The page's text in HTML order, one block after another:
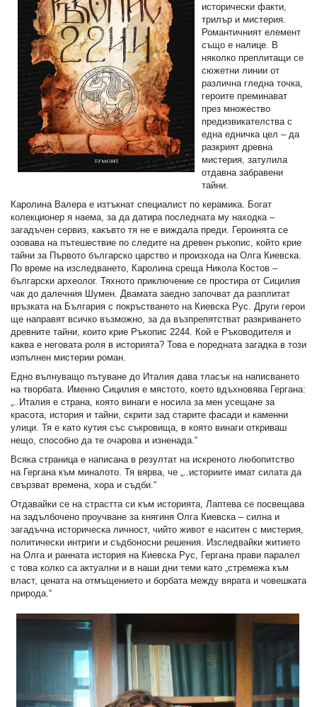
исторически факти,
трилър и мистерия.
Романтичният елемент
също е налице. В
няколко преплитащи се
сюжетни линии от
различна гледна точка,
героите преминават
през множество
предизвикателства с
една едничка цел – да
разкрият древна
мистерия, затулила
отдавна забравени
тайни.
Каролина Валера е изтъкнат специалист по керамика. Богат
колекционер я наема, за да датира последната му находка –
загадъчен сервиз, какъвто тя не е виждала преди. Героинята се
озовава на пътешествие по следите на древен ръкопис, който крие
тайни за Първото българско царство и произхода на Олга Киевска.
По време на изследването, Каролина среща Никола Костов –
български археолог. Тяхното приключение се простира от Сицилия
чак до далечния Шумен. Двамата заедно започват да разплитат
връзката на България с покръстването на Киевска Рус. Други герои
ще направят всичко възможно, за да възпрепятстват разкриването
древните тайни, които крие Ръкопис 2244. Кой е Ръководителя и
каква е неговата роля в историята? Това е поредната загадка в този
изпълнен мистерии роман.
Едно вълнуващо пътуване до Италия дава тласък на написването
на творбата. Именно Сицилия е мястото, което вдъхновява Гергана:
„..Италия е страна, която винаги е носила за мен усещане за
красота, история и тайни, скрити зад старите фасади и каменни
улици. Тя е като кутия със съкровища, в която винаги откриваш
нещо, способно да те очарова и изненада.“
Всяка страница е написана в резултат на искреното любопитство
на Гергана към миналото. Тя вярва, че „..историите имат силата да
свързват времена, хора и съдби.“
Отдавайки се на страстта си към историята, Лаптева се посвещава
на задълбочено проучване за княгиня Олга Киевска – силна и
загадъчна историческа личност, чийто живот е наситен с мистерия,
политически интриги и съдбоносни решения. Изследвайки житието
на Олга и ранната история на Киевска Рус, Гергана прави паралел
с това колко са актуални и в наши дни теми като „стремежа към
власт, цената на отмъщението и борбата между вярата и човешката
природа.“